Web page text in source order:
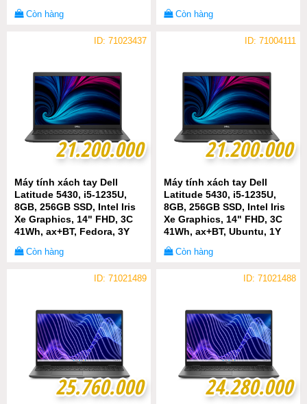
Còn hàng Còn hàng
ID: 71023437
21.200.000
21.200.000
Máy tính xách tay Dell
Latitude 5430, i5-1235U,
8GB, 256GB SSD, Intel Iris
Xe Graphics, 14" FHD, 3C
41Wh, ax+BT, Fedora, 3Y
Còn hàng
ID: 71004111
21.200.000
21.200.000
Máy tính xách tay Dell
Latitude 5430, i5-1235U,
8GB, 256GB SSD, Intel Iris
Xe Graphics, 14" FHD, 3C
41Wh, ax+BT, Ubuntu, 1Y
Còn hàng
ID: 71021489
25.760.000
25.760.000
ID: 71021488
24.280.000
24.280.000